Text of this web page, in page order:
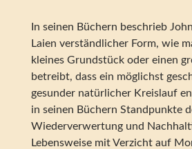
In seinen Büchern beschrieb
Laien verständlicher Form, wie
kleines Grundstück oder einen
betreibt, dass ein möglichst
gesunder natürlicher Kreislauf
in seinen Büchern Standpunkte
Wiederverwertung und
Lebensweise mit Verzicht auf